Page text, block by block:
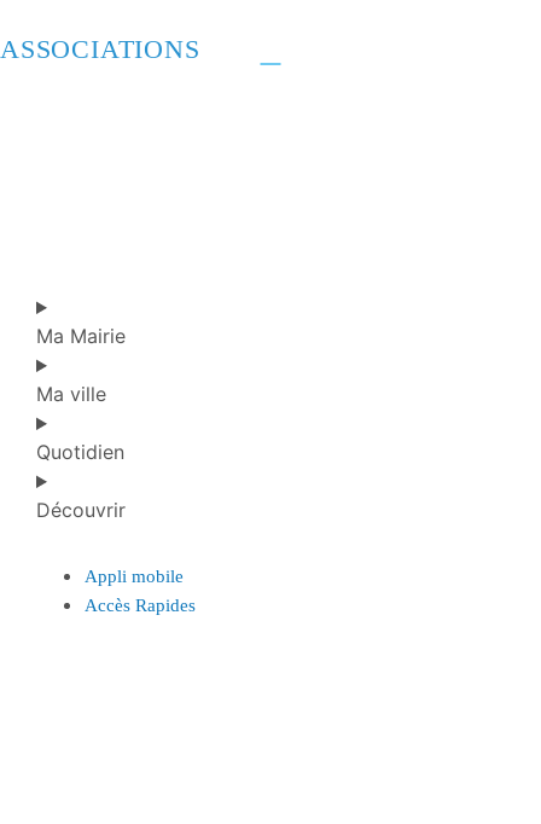
ASSOCIATIONS
Ma Mairie
Ma ville
Quotidien
Découvrir
Appli mobile
Accès Rapides